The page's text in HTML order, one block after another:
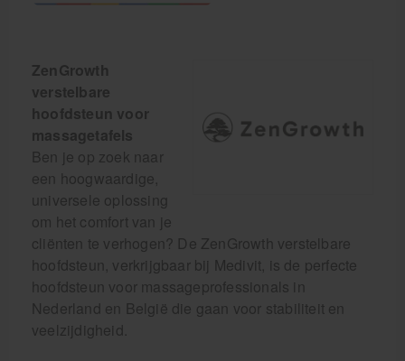
ZenGrowth
verstelbare
hoofdsteun voor
massagetafels
Ben je op zoek naar
een hoogwaardige,
universele oplossing
om het comfort van je
cliënten te verhogen? De ZenGrowth verstelbare
hoofdsteun, verkrijgbaar bij Medivit, is de perfecte
hoofdsteun voor massageprofessionals in
Nederland en België die gaan voor stabiliteit en
veelzijdigheid.